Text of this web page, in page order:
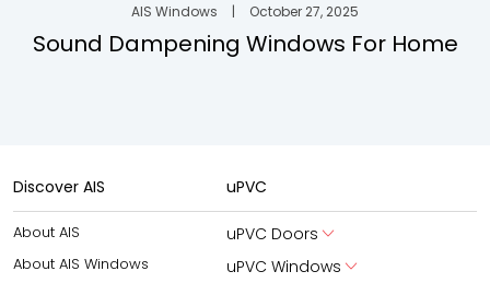
AIS Windows | October 27, 2025
Sound Dampening Windows For Home
Discover AIS
About AIS
About AIS Windows
uPVC
uPVC Doors
uPVC Windows